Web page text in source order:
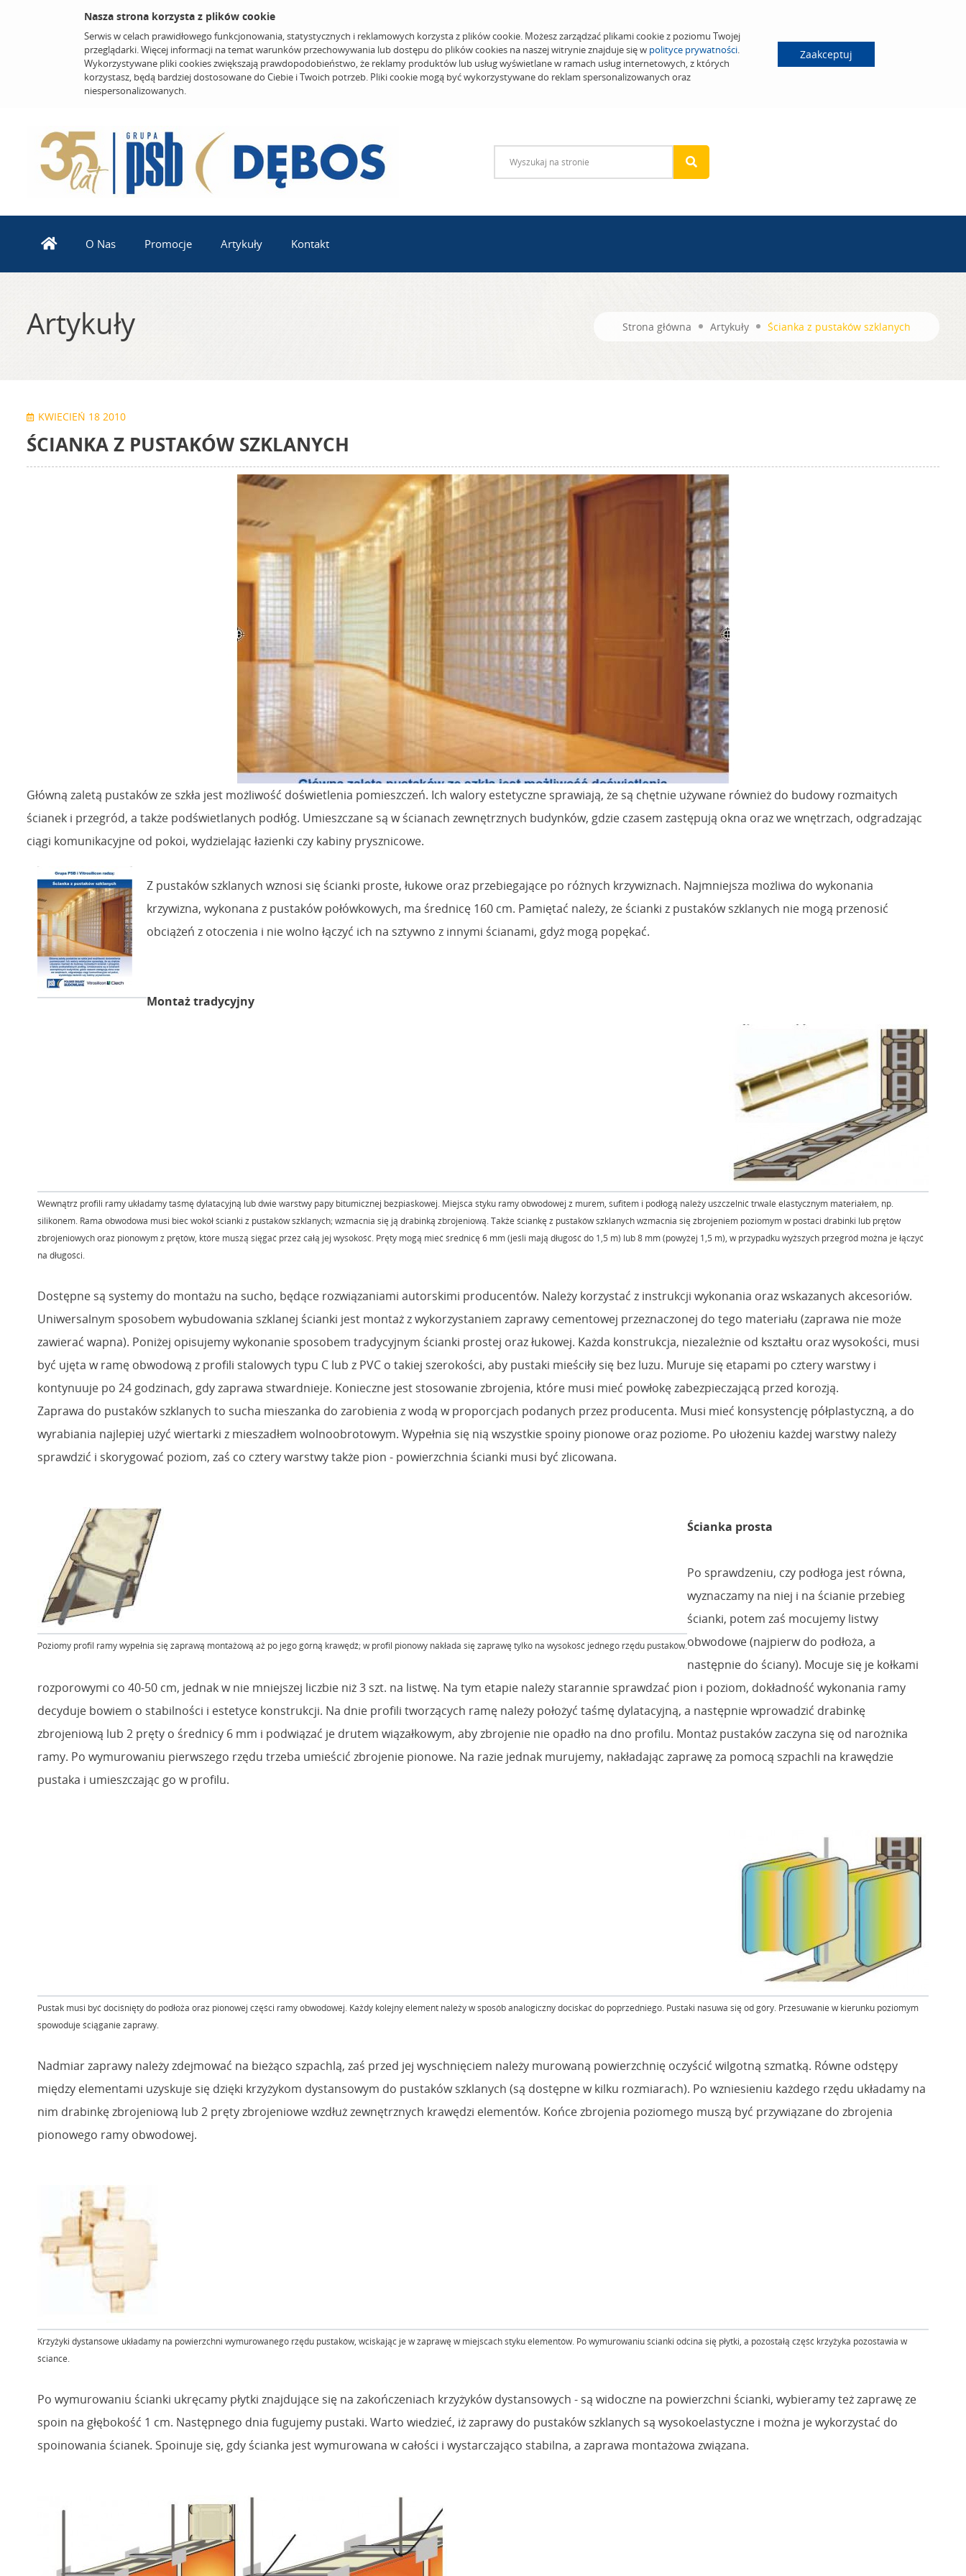
Nasza strona korzysta z plików cookie
Serwis w celach prawidłowego funkcjonowania, statystycznych i reklamowych korzysta z plików cookie. Możesz zarządzać plikami cookie z poziomu Twojej
przeglądarki. Więcej informacji na temat warunków przechowywania lub dostępu do plików cookies na naszej witrynie znajduje się w polityce prywatności.
Wykorzystywane pliki cookies zwiększają prawdopodobieństwo, że reklamy produktów lub usług wyświetlane w ramach usług internetowych, z których
korzystasz, będą bardziej dostosowane do Ciebie i Twoich potrzeb. Pliki cookie mogą być wykorzystywane do reklam spersonalizowanych oraz
niespersonalizowanych.
Zaakceptuj
O Nas Promocje Artykuły Kontakt
Artykuły Strona główna Artykuły Ścianka z pustaków szklanych
KWIECIEŃ 18 2010
ŚCIANKA Z PUSTAKÓW SZKLANYCH
Główną zaletą pustaków ze szkła jest możliwość doświetlenia pomieszczeń. Ich walory estetyczne sprawiają, że są chętnie używane również do budowy rozmaitych
ścianek i przegród, a także podświetlanych podłóg. Umieszczane są w ścianach zewnętrznych budynków, gdzie czasem zastępują okna oraz we wnętrzach, odgradzając
ciągi komunikacyjne od pokoi, wydzielając łazienki czy kabiny prysznicowe.
Z pustaków szklanych wznosi się ścianki proste, łukowe oraz przebiegające po różnych krzywiznach. Najmniejsza możliwa do wykonania
krzywizna, wykonana z pustaków połówkowych, ma średnicę 160 cm. Pamiętać należy, że ścianki z pustaków szklanych nie mogą przenosić
obciążeń z otoczenia i nie wolno łączyć ich na sztywno z innymi ścianami, gdyż mogą popękać.
Wewnątrz profili ramy układamy taśmę dylatacyjną lub dwie warstwy papy bitumicznej bezpiaskowej. Miejsca styku ramy obwodowej z murem, sufitem i podłogą należy uszczelnić trwale elastycznym materiałem, np.
silikonem. Rama obwodowa musi biec wokół ścianki z pustaków szklanych; wzmacnia się ją drabinką zbrojeniową. Także ściankę z pustaków szklanych wzmacnia się zbrojeniem poziomym w postaci drabinki lub prętów
zbrojeniowych oraz pionowym z prętów, które muszą sięgać przez całą jej wysokość. Pręty mogą mieć średnicę 6 mm (jeśli mają długość do 1,5 m) lub 8 mm (powyżej 1,5 m), w przypadku wyższych przegród można je łączyć
na długości.
Montaż tradycyjny
Dostępne są systemy do montażu na sucho, będące rozwiązaniami autorskimi producentów. Należy korzystać z instrukcji wykonania oraz wskazanych akcesoriów.
Uniwersalnym sposobem wybudowania szklanej ścianki jest montaż z wykorzystaniem zaprawy cementowej przeznaczonej do tego materiału (zaprawa nie może
zawierać wapna). Poniżej opisujemy wykonanie sposobem tradycyjnym ścianki prostej oraz łukowej. Każda konstrukcja, niezależnie od kształtu oraz wysokości, musi
być ujęta w ramę obwodową z profili stalowych typu C lub z PVC o takiej szerokości, aby pustaki mieściły się bez luzu. Muruje się etapami po cztery warstwy i
kontynuuje po 24 godzinach, gdy zaprawa stwardnieje. Konieczne jest stosowanie zbrojenia, które musi mieć powłokę zabezpieczającą przed korozją.
Zaprawa do pustaków szklanych to sucha mieszanka do zarobienia z wodą w proporcjach podanych przez producenta. Musi mieć konsystencję półplastyczną, a do
wyrabiania najlepiej użyć wiertarki z mieszadłem wolnoobrotowym. Wypełnia się nią wszystkie spoiny pionowe oraz poziome. Po ułożeniu każdej warstwy należy
sprawdzić i skorygować poziom, zaś co cztery warstwy także pion - powierzchnia ścianki musi być zlicowana.
Poziomy profil ramy wypełnia się zaprawą montażową aż po jego górną krawędź; w profil pionowy nakłada się zaprawę tylko na wysokość jednego rzędu pustaków.
Ścianka prosta
Po sprawdzeniu, czy podłoga jest równa,
wyznaczamy na niej i na ścianie przebieg
ścianki, potem zaś mocujemy listwy
obwodowe (najpierw do podłoża, a
następnie do ściany). Mocuje się je kołkami
rozporowymi co 40-50 cm, jednak w nie mniejszej liczbie niż 3 szt. na listwę. Na tym etapie należy starannie sprawdzać pion i poziom, dokładność wykonania ramy
decyduje bowiem o stabilności i estetyce konstrukcji. Na dnie profili tworzących ramę należy położyć taśmę dylatacyjną, a następnie wprowadzić drabinkę
zbrojeniową lub 2 pręty o średnicy 6 mm i podwiązać je drutem wiązałkowym, aby zbrojenie nie opadło na dno profilu. Montaż pustaków zaczyna się od narożnika
ramy. Po wymurowaniu pierwszego rzędu trzeba umieścić zbrojenie pionowe. Na razie jednak murujemy, nakładając zaprawę za pomocą szpachli na krawędzie
pustaka i umieszczając go w profilu.
Pustak musi być dociśnięty do podłoża oraz pionowej części ramy obwodowej. Każdy kolejny element należy w sposób analogiczny dociskać do poprzedniego. Pustaki nasuwa się od góry. Przesuwanie w kierunku poziomym
spowoduje ściąganie zaprawy.
Nadmiar zaprawy należy zdejmować na bieżąco szpachlą, zaś przed jej wyschnięciem należy murowaną powierzchnię oczyścić wilgotną szmatką. Równe odstępy
między elementami uzyskuje się dzięki krzyżykom dystansowym do pustaków szklanych (są dostępne w kilku rozmiarach). Po wzniesieniu każdego rzędu układamy na
nim drabinkę zbrojeniową lub 2 pręty zbrojeniowe wzdłuż zewnętrznych krawędzi elementów. Końce zbrojenia poziomego muszą być przywiązane do zbrojenia
pionowego ramy obwodowej.
Krzyżyki dystansowe układamy na powierzchni wymurowanego rzędu pustaków, wciskając je w zaprawę w miejscach styku elementów. Po wymurowaniu ścianki odcina się płytki, a pozostałą część krzyżyka pozostawia w
ściance.
Po wymurowaniu ścianki ukręcamy płytki znajdujące się na zakończeniach krzyżyków dystansowych - są widoczne na powierzchni ścianki, wybieramy też zaprawę ze
spoin na głębokość 1 cm. Następnego dnia fugujemy pustaki. Warto wiedzieć, iż zaprawy do pustaków szklanych są wysokoelastyczne i można je wykorzystać do
spoinowania ścianek. Spoinuje się, gdy ścianka jest wymurowana w całości i wystarczająco stabilna, a zaprawa montażowa związana.